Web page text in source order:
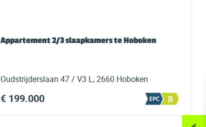
Appartement 2/3 slaapkamers te Hoboken
Oudstrijderslaan 47 / V3 L, 2660 Hoboken
€ 199.000